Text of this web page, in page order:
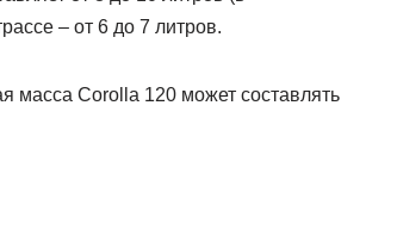
– от 6 до 7 литров.
масса Corolla 120 может составлять